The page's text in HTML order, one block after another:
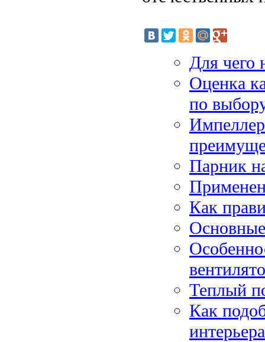
Для чего
Оценка
по
Парник
Как
Теплый
Как